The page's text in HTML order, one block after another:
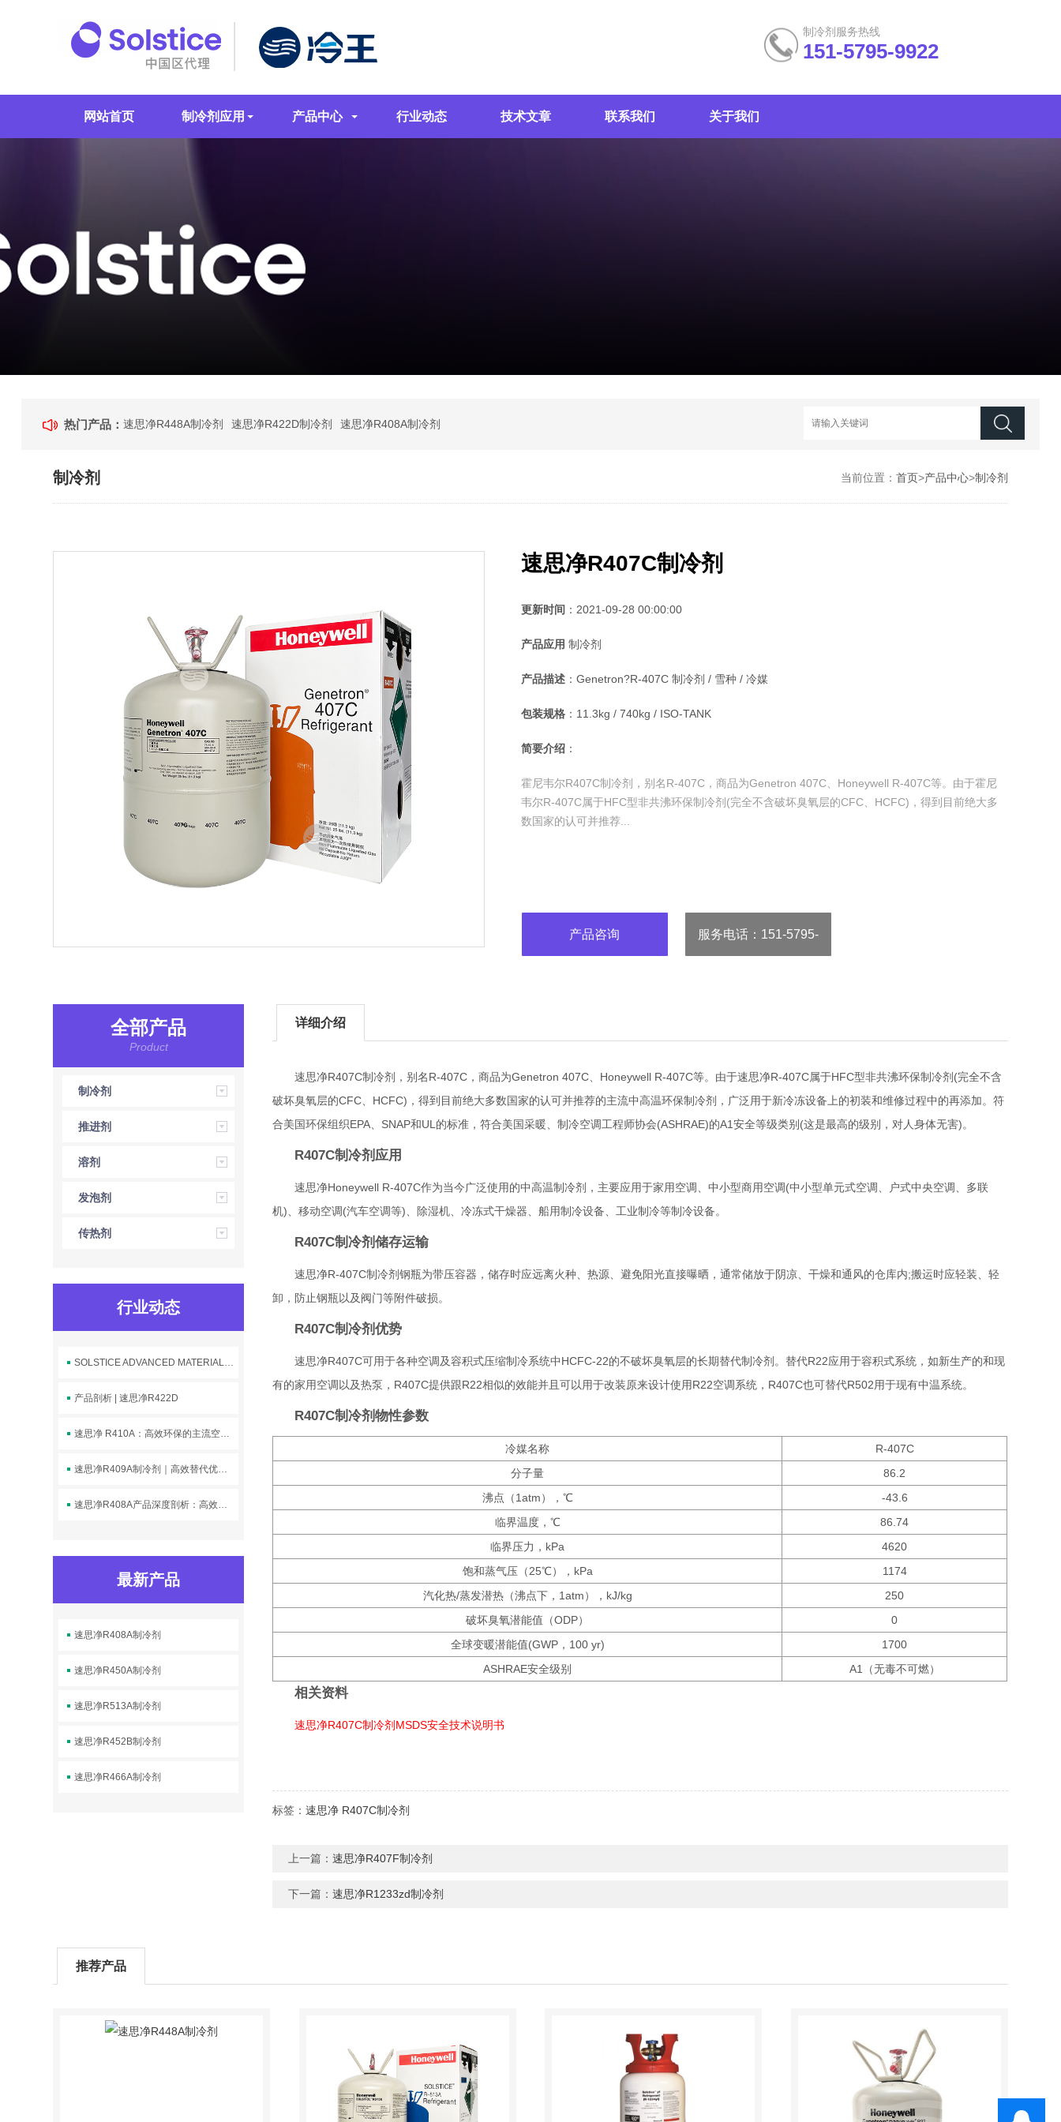
制冷剂服务热线
151-5795-9922
网站首页 制冷剂应用 产品中心 行业动态 技术文章 联系我们 关于我们
热门产品：速思净R448A制冷剂 速思净R422D制冷剂 速思净R408A制冷剂
制冷剂 当前位置： 首页>产品中心>制冷剂
速思净R407C制冷剂
更新时间 ：2021-09-28 00:00:00
产品应用 制冷剂
产品描述：Genetron?R-407C 制冷剂 / 雪种 / 冷媒
包装规格：11.3kg / 740kg / ISO-TANK
简要介绍：
霍尼韦尔R407C制冷剂，别名R-407C，商品为Genetron 407C、Honeywell R-407C等。由于霍尼
韦尔R-407C属于HFC型非共沸环保制冷剂(完全不含破坏臭氧层的CFC、HCFC)，得到目前绝大多
数国家的认可并推荐...
产品咨询 服务电话 ：151-5795-
全部产品
Product
制冷剂
推进剂
溶剂
发泡剂
传热剂
行业动态
SOLSTICE ADVANCED MATERIALS发布公司中文名称“索致泰” ，加速深耕中国市场
产品剖析 | 速思净R422D
速思净 R410A：高效环保的主流空调制冷剂
速思净R409A制冷剂｜高效替代优选，品质护航制冷升级
速思净R408A产品深度剖析：高效适配，赋能制冷行业合规升级
最新产品
速思净R408A制冷剂
速思净R450A制冷剂
速思净R513A制冷剂
速思净R452B制冷剂
速思净R466A制冷剂
详细介绍
速思净R407C制冷剂，别名R-407C，商品为Genetron 407C、Honeywell R-407C等。由于速思净R-407C属于HFC型非共沸环保制冷剂(完全不含
破坏臭氧层的CFC、HCFC)，得到目前绝大多数国家的认可并推荐的主流中高温环保制冷剂，广泛用于新冷冻设备上的初装和维修过程中的再添加。符
合美国环保组织EPA、SNAP和UL的标准，符合美国采暖、制冷空调工程师协会(ASHRAE)的A1安全等级类别(这是最高的级别，对人身体无害)。
R407C制冷剂应用
速思净Honeywell R-407C作为当今广泛使用的中高温制冷剂，主要应用于家用空调、中小型商用空调(中小型单元式空调、户式中央空调、多联
机)、移动空调(汽车空调等)、除湿机、冷冻式干燥器、船用制冷设备、工业制冷等制冷设备。
R407C制冷剂储存运输
速思净R-407C制冷剂钢瓶为带压容器，储存时应远离火种、热源、避免阳光直接曝晒，通常储放于阴凉、干燥和通风的仓库内;搬运时应轻装、轻
卸，防止钢瓶以及阀门等附件破损。
R407C制冷剂优势
速思净R407C可用于各种空调及容积式压缩制冷系统中HCFC-22的不破坏臭氧层的长期替代制冷剂。替代R22应用于容积式系统，如新生产的和现
有的家用空调以及热泵，R407C提供跟R22相似的效能并且可以用于改装原来设计使用R22空调系统，R407C也可替代R502用于现有中温系统。
R407C制冷剂物性参数
冷媒名称
R-407C
分子量
86.2
沸点（1atm），℃
-43.6
临界温度，℃
86.74
临界压力，kPa
4620
饱和蒸气压（25℃），kPa
1174
汽化热/蒸发潜热（沸点下，1atm），kJ/kg
250
破坏臭氧潜能值（ODP）
0
全球变暖潜能值(GWP，100 yr)
1700
ASHRAE安全级别
A1（无毒不可燃）
相关资料
速思净R407C制冷剂MSDS安全技术说明书
标签：速思净 R407C制冷剂
上一篇：速思净R407F制冷剂
下一篇：速思净R1233zd制冷剂
推荐产品